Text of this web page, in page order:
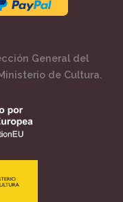
General del
de Cultura.